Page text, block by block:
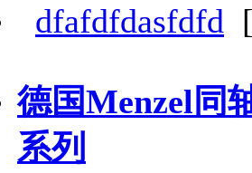
dfafdfdasfdfd
德国Menzel同
系列